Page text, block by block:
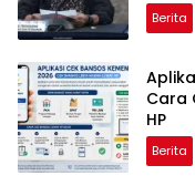
Berita
Cara
HP
Berita